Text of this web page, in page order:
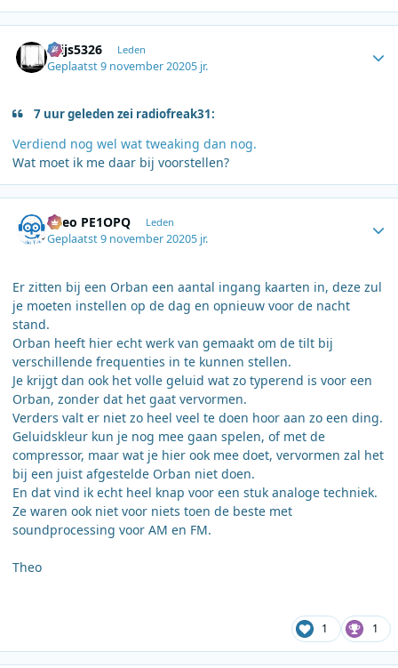
thijs5326 Leden
Geplaatst9 november 20205 jr.
7 uur geleden zei radiofreak31:
Verdiend nog wel wat tweaking dan nog.
Wat moet ik me daar bij voorstellen?
Theo PE1OPQ Leden
Geplaatst9 november 20205 jr.
Er zitten bij een Orban een aantal ingang kaarten in, deze zul
je moeten instellen op de dag en opnieuw voor de nacht
stand.
Orban heeft hier echt werk van gemaakt om de tilt bij
verschillende frequenties in te kunnen stellen.
Je krijgt dan ook het volle geluid wat zo typerend is voor een
Orban, zonder dat het gaat vervormen.
Verders valt er niet zo heel veel te doen hoor aan zo een ding.
Geluidskleur kun je nog mee gaan spelen, of met de
compressor, maar wat je hier ook mee doet, vervormen zal het
bij een juist afgestelde Orban niet doen.
En dat vind ik echt heel knap voor een stuk analoge techniek.
Ze waren ook niet voor niets toen de beste met
soundprocessing voor AM en FM.
Theo
1 1